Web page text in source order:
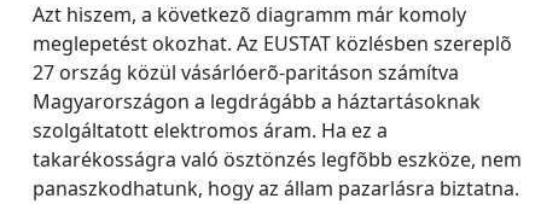
Azt hiszem, a következõ diagramm már komoly
meglepetést okozhat. Az EUSTAT közlésben szereplõ
27 ország közül vásárlóerõ-paritáson számítva
Magyarországon a legdrágább a háztartásoknak
szolgáltatott elektromos áram. Ha ez a
takarékosságra való ösztönzés legfõbb eszköze, nem
panaszkodhatunk, hogy az állam pazarlásra biztatna.